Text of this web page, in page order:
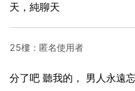
天，純聊天
25樓：匿名使用者
分了吧 聽我的， 男人永遠